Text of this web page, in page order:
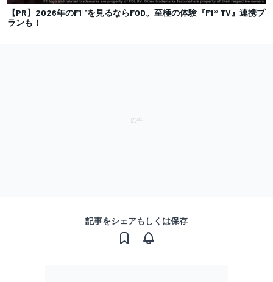
【PR】2026年のF1™を見るならFOD。至極の体験『F1® TV』連携プ
ランも！
記事をシェアもしくは保存